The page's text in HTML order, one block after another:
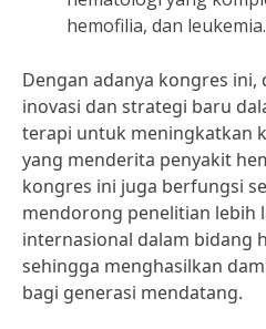
hemofilia, dan leukemia.
Dengan adanya kongres
inovasi dan strategi baru
terapi untuk meningkatkan
yang menderita penyakit
kongres ini juga berfungsi
mendorong penelitian lebih
internasional dalam bidang
sehingga menghasilkan
bagi generasi mendatang.